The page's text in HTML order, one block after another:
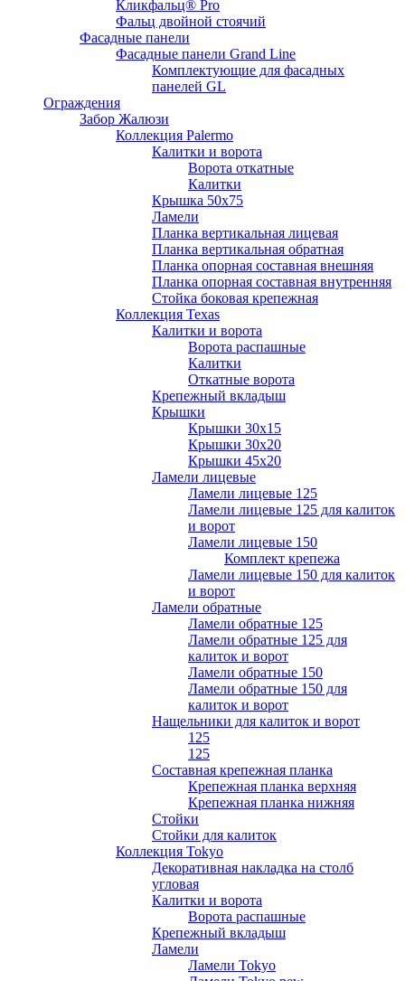
Кликфальц® Pro
Фальц двoйной стоячий
Фасадные панели
Фасадные панели Grand Line
Комплектующие для фасадных
панелей GL
Ограждения
Забор Жалюзи
Коллекция Palermo
Калитки и ворота
Ворота откатные
Калитки
Крышка 50х75
Ламели
Планка вертикальная лицевая
Планка вертикальная обратная
Планка опорная составная внешняя
Планка опорная составная внутренняя
Стойка боковая крепежная
Коллекция Texas
Калитки и ворота
Ворота распашные
Калитки
Откатные ворота
Крепежный вкладыш
Крышки
Крышки 30х15
Крышки 30х20
Крышки 45х20
Ламели лицевые
Ламели лицевые 125
Ламели лицевые 125 для калиток
и ворот
Ламели лицевые 150
Комплект крепежа
Ламели лицевые 150 для калиток
и ворот
Ламели обратные
Ламели обратные 125
Ламели обратные 125 для
калиток и ворот
Ламели обратные 150
Ламели обратные 150 для
калиток и ворот
Нащельники для калиток и ворот
125
125
Составная крепежная планка
Крепежная планка верхняя
Крепежная планка нижняя
Стойки
Стойки для калиток
Коллекция Tokyo
Декоративная накладка на столб
угловая
Калитки и ворота
Ворота распашные
Крепежный вкладыш
Ламели
Ламели Tokyo